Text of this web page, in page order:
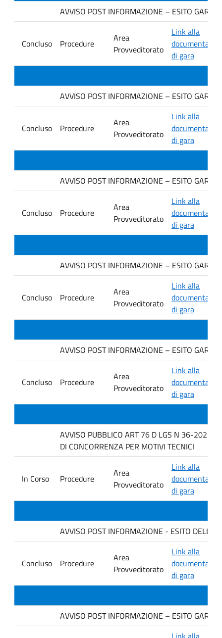
AVVISO POST INFORMAZIONE – ESITO
Concluso Procedure
Area
Provveditorato
Link alla
di gara
AVVISO POST INFORMAZIONE – ESITO
Concluso Procedure
Area
Provveditorato
Link alla
di gara
AVVISO POST INFORMAZIONE – ESITO GARA.
Concluso Procedure
Area
Provveditorato
Link alla
di gara
AVVISO POST INFORMAZIONE – ESITO
Concluso Procedure
Area
Provveditorato
Link alla
di gara
AVVISO POST INFORMAZIONE – ESITO
Concluso Procedure
Area
Provveditorato
Link alla
di gara
AVVISO PUBBLICO ART 76 D LGS N 36-2023
DI CONCORRENZA PER MOTIVI TECNICI
In Corso Procedure
Area
Provveditorato
Link alla
di gara
AVVISO POST INFORMAZIONE - ESITO
Concluso Procedure
Area
Provveditorato
Link alla
di gara
AVVISO POST INFORMAZIONE – ESITO GARA